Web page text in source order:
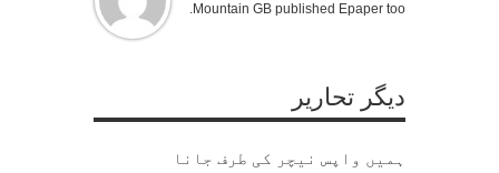
Mountain GB published Epaper too.
دیگر تحاریر
ہمیں واپس نیچر کی طرف جانا